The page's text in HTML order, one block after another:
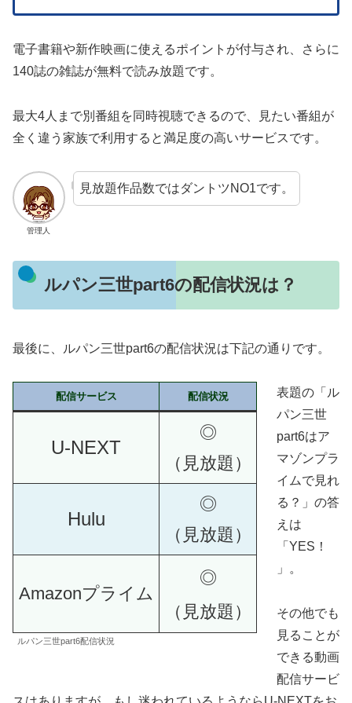
電子書籍や新作映画に使えるポイントが付与され、さらに
140誌の雑誌が無料で読み放題です。
最大4人まで別番組を同時視聴できるので、見たい番組が
全く違う家族で利用すると満足度の高いサービスです。
管理人
見放題作品数ではダントツNO1です。
ルパン三世part6の配信状況は？
最後に、ルパン三世part6の配信状況は下記の通りです。
配信サービス 配信状況
U-NEXT
◎
（見放題）
Hulu
◎
（見放題）
Amazonプライム
◎
（見放題）
ルパン三世part6配信状況
表題の「ル
パン三世
part6はア
マゾンプラ
イムで見れ
る？」の答
えは
「YES！
」。
その他でも
見ることが
できる動画
配信サービ